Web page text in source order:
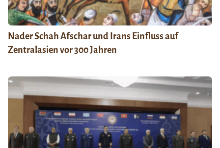
Nader Schah Afschar und Irans Einfluss auf
Zentralasien vor 300 Jahren